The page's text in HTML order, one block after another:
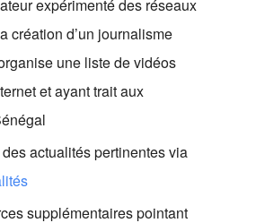
expérimenté des réseaux
création d’un journalisme
une liste de vidéos
et ayant trait aux
actualités pertinentes via
supplémentaires pointant